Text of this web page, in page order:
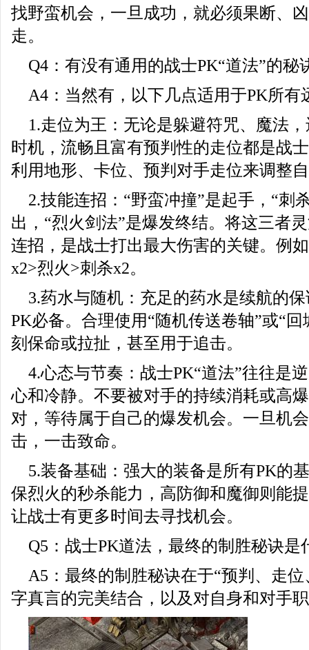
找野蛮机会，一旦成功，就必须果断、
走。
Q4：有没有通用的战士PK“道法”的秘
A4：当然有，以下几点适用于PK所有
1.走位为王：无论是躲避符咒、魔法
时机，流畅且富有预判性的走位都是战
利用地形、卡位、预判对手走位来调整
2.技能连招：“野蛮冲撞”是起手，“刺
出，“烈火剑法”是爆发终结。将这三者
连招，是战士打出最大伤害的关键。例
x2>烈火>刺杀x2。
3.药水与随机：充足的药水是续航的
PK必备。合理使用“随机传送卷轴”或“
刻保命或拉扯，甚至用于追击。
4.心态与节奏：战士PK“道法”往往是
心和冷静。不要被对手的持续消耗或高
对，等待属于自己的爆发机会。一旦机
击，一击致命。
5.装备基础：强大的装备是所有PK的
保烈火的秒杀能力，高防御和魔御则能
让战士有更多时间去寻找机会。
Q5：战士PK道法，最终的制胜秘诀是
A5：最终的制胜秘诀在于“预判、走
字真言的完美结合，以及对自身和对手